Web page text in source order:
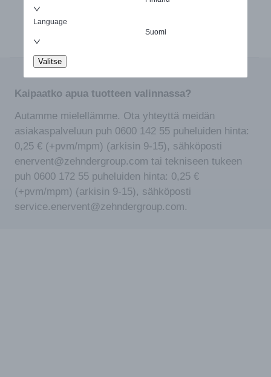
Language
Suomi
Valitse
Kaipaatko apua tuotteen valinnassa?
Autamme mielellämme. Ota yhteyttä meidän
asiakaspalveluun puh 0600 142 55 puheluiden hinta:
0,25 € (+pvm/mpm) (arkisin 9-15), sähköposti
enervent@zehndergroup.com tai tekniseen tukeen
puh 0600 172 55 puheluiden hinta: 0,25 €
(+pvm/mpm) (arkisin 9-15), sähköposti
service.enervent@zehndergroup.com.